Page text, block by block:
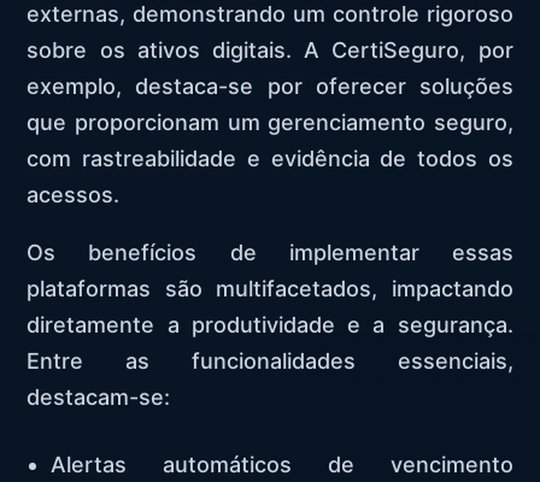
externas, demonstrando um controle rigoroso
sobre os ativos digitais. A CertiSeguro, por
exemplo, destaca-se por oferecer soluções
que proporcionam um gerenciamento seguro,
com rastreabilidade e evidência de todos os
acessos.
Os benefícios de implementar essas
plataformas são multifacetados, impactando
diretamente a produtividade e a segurança.
Entre as funcionalidades essenciais,
destacam-se:
Alertas automáticos de vencimento